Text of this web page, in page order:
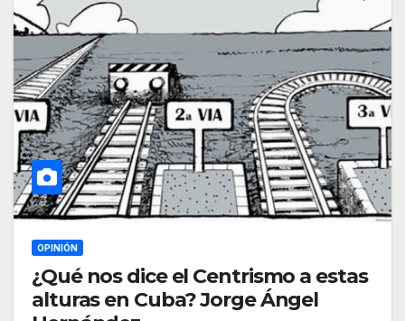
OPINIÓN
¿Qué nos dice el Centrismo a estas
alturas en Cuba? Jorge Ángel